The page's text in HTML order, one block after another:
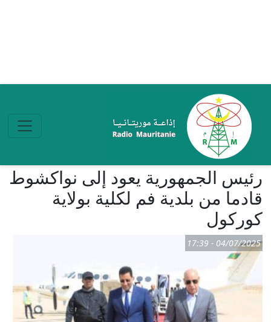
رئيس الجمهورية يعود إلى نواكشوط
قادما من بلدية فم لكلية بولاية
كوركول
04/07/2025 - 17:39